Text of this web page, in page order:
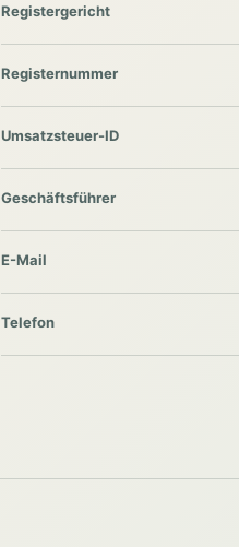
Registergericht
Registernummer
Umsatzsteuer-ID
Geschäftsführer
E-Mail
Telefon